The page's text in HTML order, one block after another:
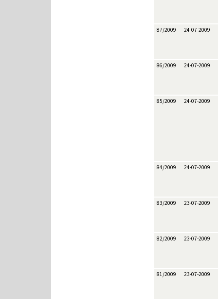
87/2009 24-07-2009
86/2009 24-07-2009
85/2009 24-07-2009
84/2009 24-07-2009
83/2009 23-07-2009
82/2009 23-07-2009
81/2009 23-07-2009